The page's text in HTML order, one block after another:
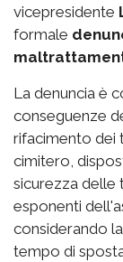
vicepresidente
formale
La denuncia è
conseguenze
rifacimento dei
cimitero,
sicurezza delle
esponenti
considerando
tempo di